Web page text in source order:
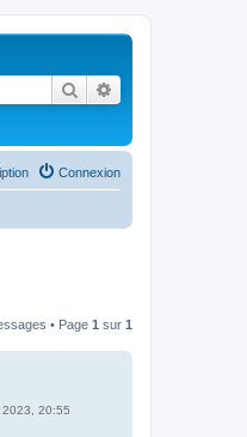
Rechercher
Connexion
• Page 1 sur 1
2023, 20:55